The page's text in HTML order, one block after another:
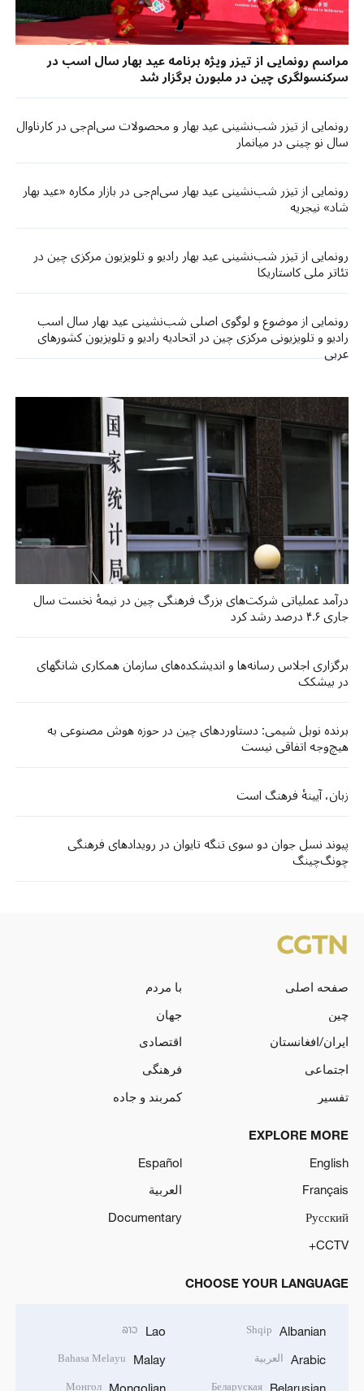
مراسم رونمایی از تیزر ویژه برنامه عید بهار سال اسب در
سرکنسولگری چین در ملبورن برگزار شد
رونمایی از تیزر شب‌نشینی عید بهار و محصولات سی‌ام‌جی در کارناوال
سال نو چینی در میانمار
رونمایی از تیزر شب‌نشینی عید بهار سی‌ام‌جی در بازار مکاره «عید بهار
شاد» نیجریه
رونمایی از تیزر شب‌نشینی عید بهار رادیو و تلویزیون مرکزی چین در
تئاتر ملی کاستاریکا
رونمایی از موضوع و لوگوی اصلی شب‌نشینی عید بهار سال اسب
رادیو و تلویزیونی مرکزی چین در اتحادیه رادیو و تلویزیون کشورهای
عربی
درآمد عملیاتی شرکت‌های بزرگ فرهنگی چین در نیمهٔ نخست سال
جاری ۴.۶ درصد رشد کرد
برگزاری اجلاس رسانه‌ها و اندیشکده‌های سازمان همکاری شانگهای
در بیشکک
برنده نوبل شیمی: دستاوردهای چین در حوزه هوش مصنوعی به
هیچ‌وجه اتفاقی نیست
زبان، آیینهٔ فرهنگ است
پیوند نسل جوان دو سوی تنگه تایوان در رویدادهای فرهنگی
چونگ‌چینگ
صفحه اصلی
با مردم
چین
جهان
ایران/افغانستان
اقتصادی
اجتماعی
فرهنگی
تفسیر
کمربند و جاده
EXPLORE MORE
English
Español
Français
العربية
Русский
Documentary
CCTV+
CHOOSE YOUR LANGUAGE
Albanian
Shqip
Arabic العربية
Belarusian
Беларуская
Lao
ລາວ
Malay
Bahasa Melayu
Mongolian
Монгол